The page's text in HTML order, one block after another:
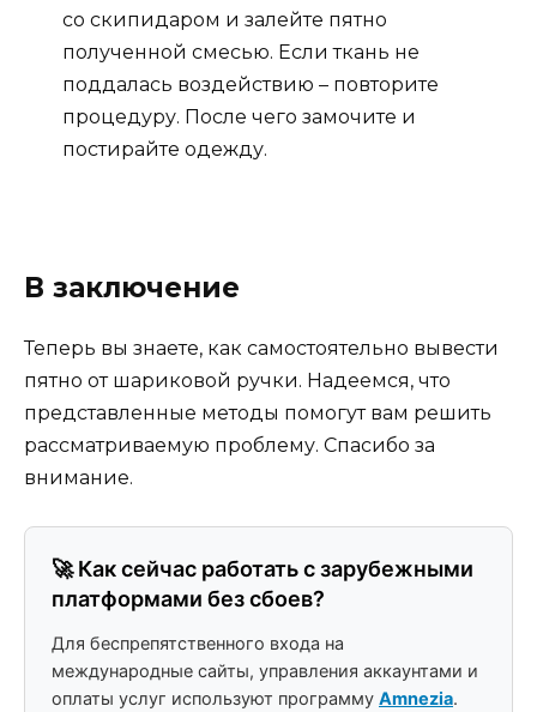
со скипидаром и залейте пятно
полученной смесью. Если ткань не
поддалась воздействию – повторите
процедуру. После чего замочите и
постирайте одежду.
В заключение
Теперь вы знаете, как самостоятельно вывести
пятно от шариковой ручки. Надеемся, что
представленные методы помогут вам решить
рассматриваемую проблему. Спасибо за
внимание.
🚀 Как сейчас работать с зарубежными
платформами без сбоев?
Для беспрепятственного входа на
международные сайты, управления аккаунтами и
оплаты услуг используют программу Amnezia.